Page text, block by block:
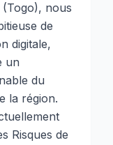
(Togo), nous
de
digitale,
un
du
la région.
Risques de